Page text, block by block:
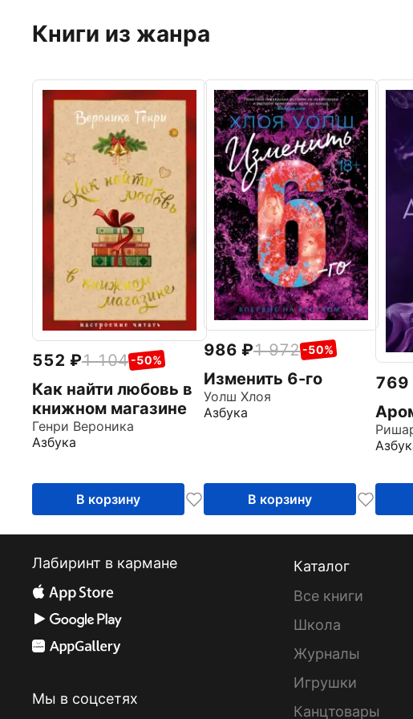
Книги из жанра
552 1 104 -50%
Как найти любовь в
книжном магазине
Генри Вероника
Азбука
В корзину
986 1 972 -50%
Изменить 6-го
Уолш Хлоя
Азбука
В корзину
769
Лабиринт в кармане
Мы в соцсетях
Каталог
Все книги
Школа
Журналы
Игрушки
Канцтовары